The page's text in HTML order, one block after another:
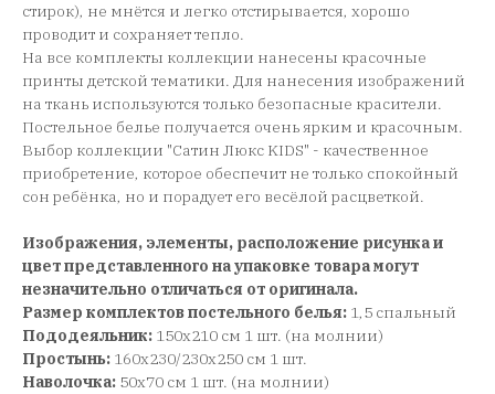
стирок), не мнётся и легко отстирывается, хорошо
проводит и сохраняет тепло.
На все комплекты коллекции нанесены красочные
принты детской тематики. Для нанесения изображений
на ткань используются только безопасные красители.
Постельное белье получается очень ярким и красочным.
Выбор коллекции "Сатин Люкс KIDS" - качественное
приобретение, которое обеспечит не только спокойный
сон ребёнка, но и порадует его весёлой расцветкой.
Изображения, элементы, расположение рисунка и
цвет представленного на упаковке товара могут
незначительно отличаться от оригинала.
Размер комплектов постельного белья: 1,5 спальный
Пододеяльник: 150x210 см 1 шт. (на молнии)
Простынь: 160x230/230x250 см 1 шт.
Наволочка: 50x70 см 1 шт. (на молнии)